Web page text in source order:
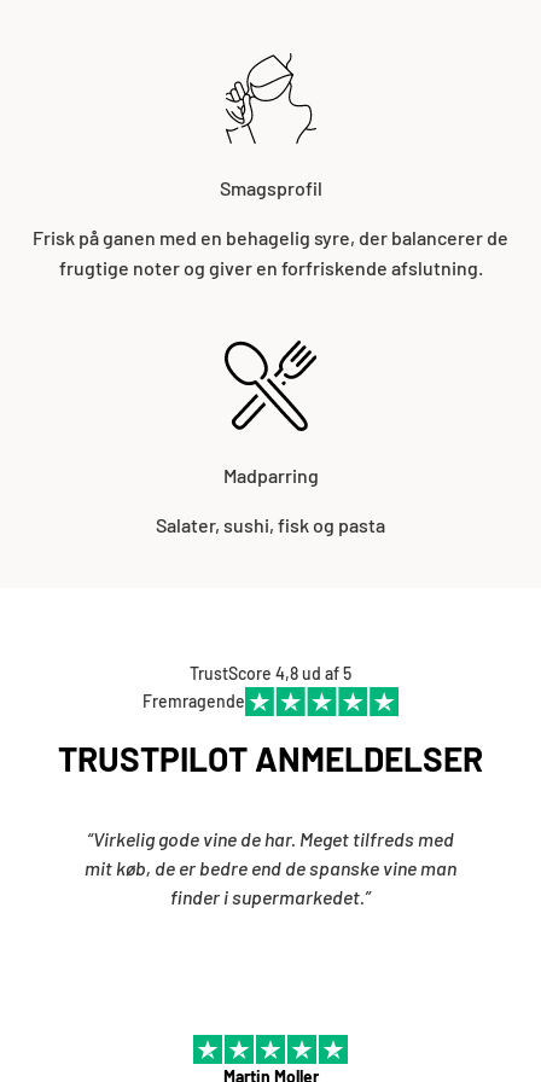
Smagsprofil
Frisk på ganen med en behagelig syre, der balancerer de
frugtige noter og giver en forfriskende afslutning.
Madparring
Salater, sushi, fisk og pasta
TrustScore 4,8 ud af 5
Fremragende
TRUSTPILOT ANMELDELSER
“Virkelig gode vine de har. Meget tilfreds med
mit køb, de er bedre end de spanske vine man
finder i supermarkedet.”
Martin Moller